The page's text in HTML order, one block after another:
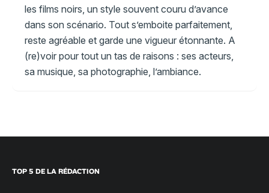
les films noirs, un style souvent couru d’avance
dans son scénario. Tout s’emboite parfaitement,
reste agréable et garde une vigueur étonnante. A
(re)voir pour tout un tas de raisons : ses acteurs,
sa musique, sa photographie, l’ambiance.
TOP 5 DE LA RÉDACTION